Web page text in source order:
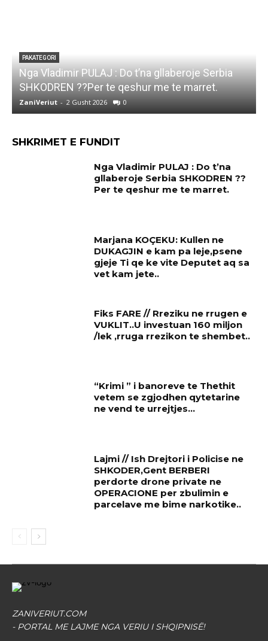
PAKATEGORI
Nga Vladimir PULAJ : Do t’na gllaberoje Serbia
SHKODREN ??Per te qeshur me te marret.
ZaniVeriut - 2 Gusht 2026 0
SHKRIMET E FUNDIT
Nga Vladimir PULAJ : Do t’na
gllaberoje Serbia SHKODREN ??
Per te qeshur me te marret.
Marjana KOÇEKU: Kullen ne
DUKAGJIN e kam pa leje,psene
gjeje Ti qe ke vite Deputet aq sa
vet kam jete..
Fiks FARE // Rreziku ne rrugen e
VUKLIT..U investuan 160 miljon
/lek ,rruga rrezikon te shembet..
“Krimi ” i banoreve te Thethit
vetem se zgjodhen qytetarine
ne vend te urrejtjes…
Lajmi // Ish Drejtori i Policise ne
SHKODER,Gent BERBERI
perdorte drone private ne
OPERACIONE per zbulimin e
parcelave me bime narkotike..
ZANIVERIUT.COM
- PORTAL ME LAJME NGA VERIU I SHQIPNISË!